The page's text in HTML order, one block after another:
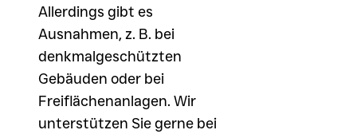
Allerdings gibt es
Ausnahmen, z. B. bei
denkmalgeschützten
Gebäuden oder bei
Freiflächenanlagen. Wir
unterstützen Sie gerne bei